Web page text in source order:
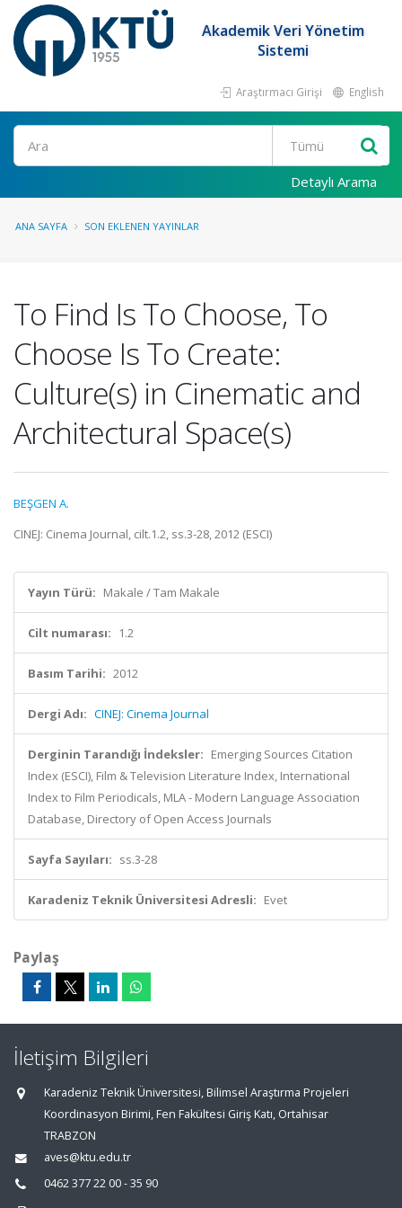
Akademik Veri Yönetim
Sistemi
Araştırmacı Girişi English
Ara
Detaylı Arama
ANA SAYFA SON EKLENEN YAYINLAR
To Find Is To Choose, To
Choose Is To Create:
Culture(s) in Cinematic and
Architectural Space(s)
BEŞGEN A.
CINEJ: Cinema Journal, cilt.1.2, ss.3-28, 2012 (ESCI)
Yayın Türü: Makale / Tam Makale
Cilt numarası: 1.2
Basım Tarihi: 2012
Dergi Adı: CINEJ: Cinema Journal
Derginin Tarandığı İndeksler: Emerging Sources Citation
Index (ESCI), Film & Television Literature Index, International
Index to Film Periodicals, MLA - Modern Language Association
Database, Directory of Open Access Journals
Sayfa Sayıları: ss.3-28
Karadeniz Teknik Üniversitesi Adresli: Evet
Paylaş
İletişim Bilgileri
Karadeniz Teknik Üniversitesi, Bilimsel Araştırma Projeleri
Koordinasyon Birimi, Fen Fakültesi Giriş Katı, Ortahisar
TRABZON
aves@ktu.edu.tr
0462 377 22 00 - 35 90